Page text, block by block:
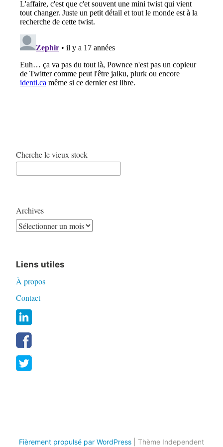
Cherche le vieux stock
Archives
Liens utiles
À propos
Contact
Fièrement propulsé par WordPress Thème Independent